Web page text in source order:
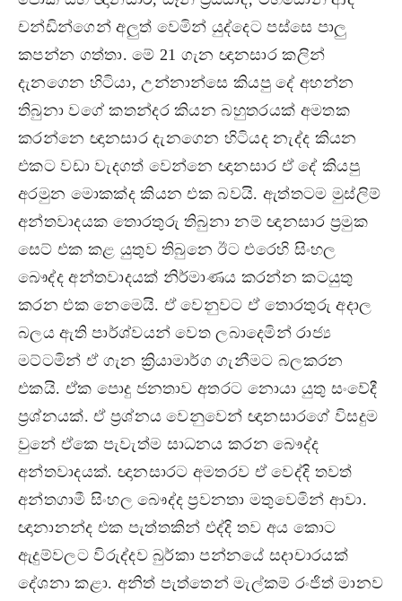
චන්ඩින්ගෙන් අලුත් වෙමින් යුද්දෙට පස්සෙ පාලු
කපන්න ගත්තා. මේ 21 ගැන ඥානසාර කලින්
දැනගෙන හිටියා, උන්නාන්සෙ කියපු දේ අහන්න
තිබුනා වගේ කතන්දර කියන බහුතරයක් අමතක
කරන්නෙ ඥානසාර දැනගෙන හිටියද නැද්ද කියන
එකට වඩා වැදගත් වෙන්නෙ ඥානසාර ඒ දේ කියපු
අරමුන මොකක්ද කියන එක බවයි. ඇත්තටම මුස්ලිම්
අන්තවාදයක තොරතුරු තිබුනා නම් ඥානසාර ප්‍රමුක
සෙට් එක කළ යුතුව තිබුනෙ ඊට එරෙහි සිංහල
බෞද්ද අන්තවාදයක් නිර්මාණය කරන්න කටයුතු
කරන එක නෙමෙයි. ඒ වෙනුවට ඒ තොරතුරු අදාල
බලය ඇති පාර්ශ්වයන් වෙත ලබාදෙමින් රාජ්‍ය
මට්ටමින් ඒ ගැන ක්‍රියාමාර්ග ගැනීමට බලකරන
එකයි. ඒක පොදු ජනතාව අතරට නොයා යුතු සංවේදී
ප්‍රශ්නයක්. ඒ ප්‍රශ්නය වෙනුවෙන් ඥානසාරගේ විසදුම
වුනේ ඒකෙ පැවැත්ම සාධනය කරන බෞද්ද
අන්තවාදයක්. ඥානසාරට අමතරව ඒ වෙද්දි තවත්
අන්තගාමී සිංහල බෞද්ද ප්‍රවනතා මතුවෙමින් ආවා.
ඥානානන්ද එක පැත්තකින් එද්දි තව අය කොට
ඇදුම්වලට විරුද්දව බුර්කා පන්නයේ සදාචාරයක්
දේශනා කළා. අනිත් පැත්තෙන් මැල්කම් රංජිත් මානව